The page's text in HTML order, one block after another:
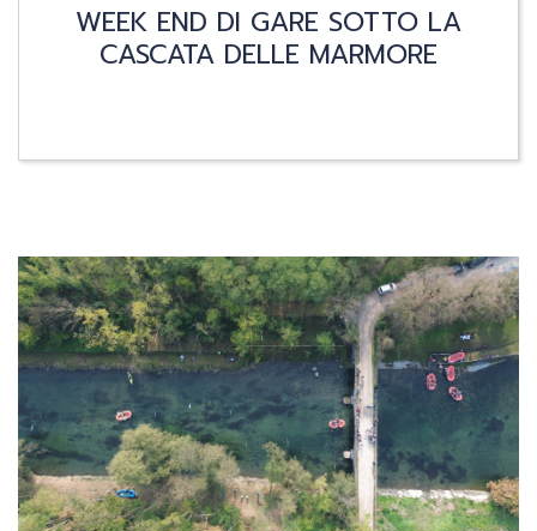
WEEK END DI GARE SOTTO LA
CASCATA DELLE MARMORE